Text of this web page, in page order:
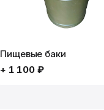
Пищевые баки
+ 1 100 ₽